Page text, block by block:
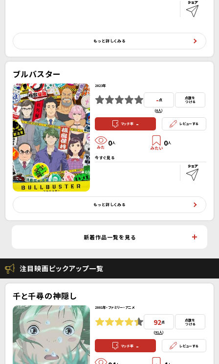
もっと詳しくみる
ブルバスター
2023年
-点
(0人）
点数を
つける
マッチ率 - レビューする
0人 0人
今すぐ見る
もっと詳しくみる
新着作品一覧を見る
注目映画ピックアップ一覧
千と千尋の神隠し
2001年・ファミリー・アニメ
92点
(91人）
点数を
つける
マッチ率 - レビューする